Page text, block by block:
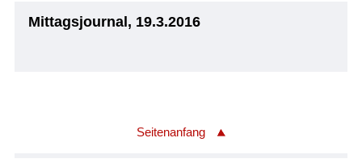
Mittagsjournal, 19.3.2016
Seitenanfang